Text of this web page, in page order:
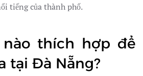
tiếng của thành phố.
thích hợp để
tại Đà Nẵng?